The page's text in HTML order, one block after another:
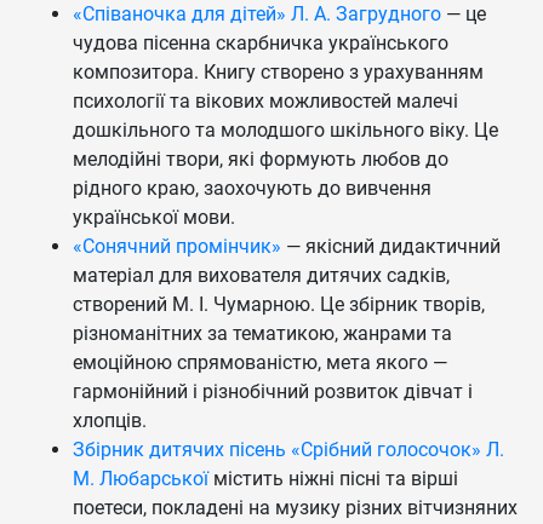
«Співаночка для дітей» Л. А. Загрудного — це
чудова пісенна скарбничка українського
композитора. Книгу створено з урахуванням
психології та вікових можливостей малечі
дошкільного та молодшого шкільного віку. Це
мелодійні твори, які формують любов до
рідного краю, заохочують до вивчення
української мови.
«Сонячний промінчик» — якісний дидактичний
матеріал для вихователя дитячих садків,
створений М. І. Чумарною. Це збірник творів,
різноманітних за тематикою, жанрами та
емоційною спрямованістю, мета якого —
гармонійний і різнобічний розвиток дівчат і
хлопців.
Збірник дитячих пісень «Срібний голосочок» Л.
М. Любарськоїмістить ніжні пісні та вірші
поетеси, покладені на музику різних вітчизняних